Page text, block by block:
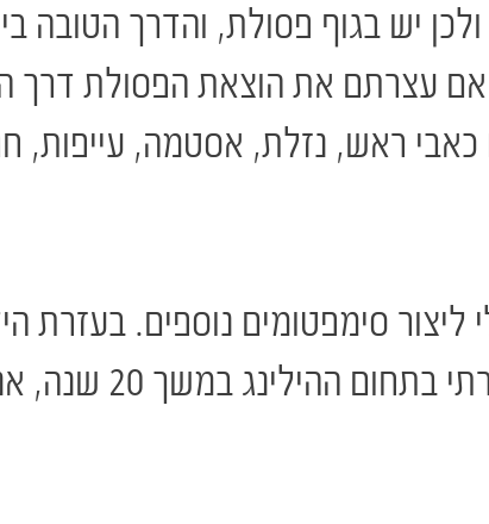
יש בגוף פסולת, והדרך הטובה
עצרתם את הוצאת הפסולת דרך
כאבי ראש, נזלת, אסטמה, עייפות,
סימפטומים נוספים. בעזרת הידע
שחקרתי את השפעתם גם על